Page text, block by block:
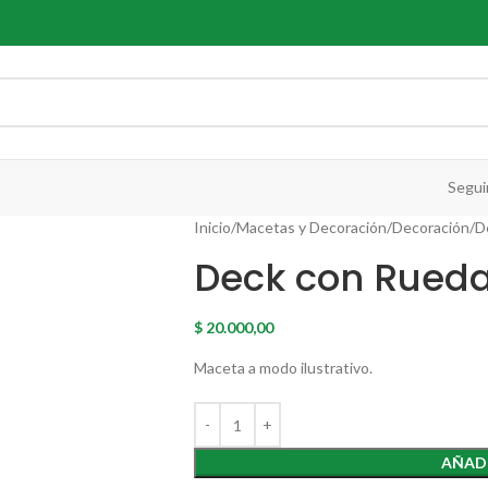
Inicio Macetas y Decoración Decoración
Deck con
$20.000,00
Maceta a modo ilustrativo.